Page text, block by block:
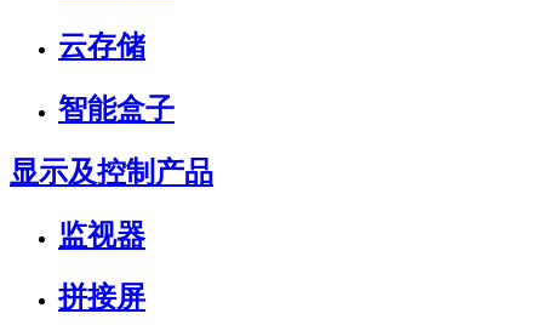
云存储
智能盒子
显示及控制产品
监视器
拼接屏